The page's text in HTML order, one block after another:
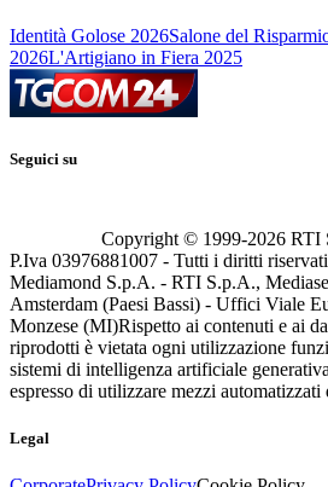
Identità Golose 2026Salone del
2026L'Artigiano in Fiera 2025
Seguici su
Copyright © 1999-2026 RTI
P.Iva 03976881007 - Tutti i diritti
Mediamond S.p.A. - RTI S.p.A.,
Amsterdam (Paesi Bassi) - Uffici Viale
Monzese (MI)Rispetto ai contenuti e ai
riprodotti è vietata ogni utilizzazione
sistemi di intelligenza artificiale
espresso di utilizzare mezzi automatizzati
Legal